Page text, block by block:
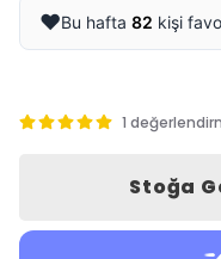
❤️Bu hafta 82 kişi
1
Stoğa